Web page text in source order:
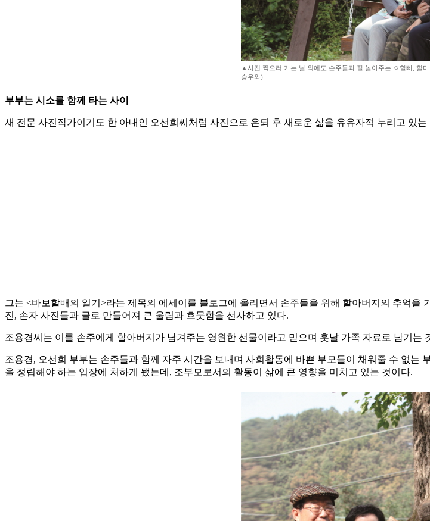
▲사진 찍으러 가는 날 외에도 손주들과 잘 놀아주는 ㅇ할빠, 할
승우와)
부부는 시소를 함께 타는 사이
새 전문 사진작가이기도 한 아내인 오선희씨처럼 사진으로 은퇴 후 새로운 삶을 유유자적 누리고 있
그는 <바보할배의 일기>라는 제목의 에세이를 블로그에 올리면서 손주들을 위해 할아버지의 추억
진, 손자 사진들과 글로 만들어져 큰 울림과 흐뭇함을 선사하고 있다.
조용경씨는 이를 손주에게 할아버지가 남겨주는 영원한 선물이라고 믿으며 훗날 가족 자료로 남기는
조용경, 오선희 부부는 손주들과 함께 자주 시간을 보내며 사회활동에 바쁜 부모들이 채워줄 수 없
을 정립해야 하는 입장에 처하게 됐는데, 조부모로서의 활동이 삶에 큰 영향을 미치고 있는 것이다.